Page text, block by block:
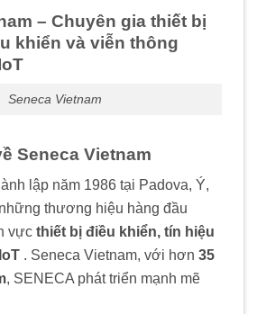
– Chuyên gia thiết bị
khiển và viễn thông
Seneca Vietnam
Seneca Vietnam
lập năm 1986 tại Padova, Ý,
thương hiệu hàng đầu
vực thiết bị điều khiển, tín hiệu
. Seneca Vietnam, với hơn 35
, SENECA phát triển mạnh mẽ